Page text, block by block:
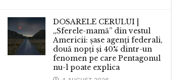
DOSARELE CERULUI |
„Sferele-mamă” din vestul
Americii: șase agenți federali,
două nopți și 40% dintr-un
fenomen pe care Pentagonul
nu-l poate explica